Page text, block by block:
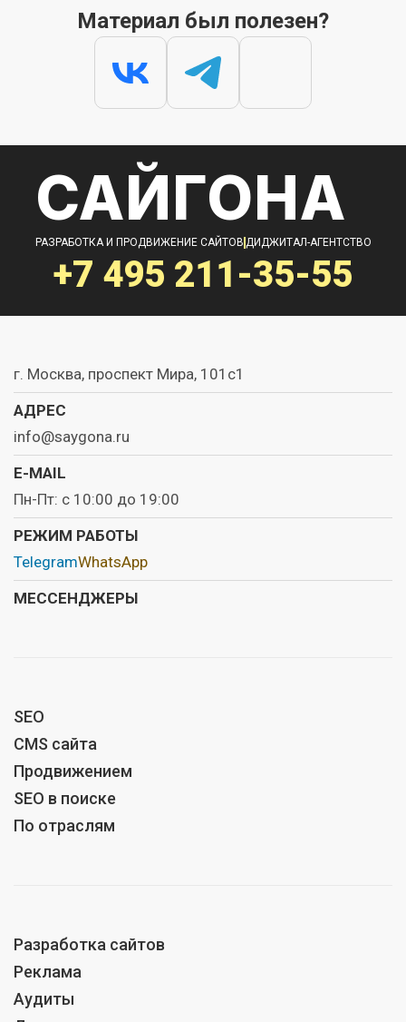
Материал был полезен?
САЙГОНА
РАЗРАБОТКА И ПРОДВИЖЕНИЕ САЙТОВ ДИДЖИТАЛ-АГЕНТСТВО
+7 495 211-35-55
г. Москва, проспект Мира, 101с1
АДРЕС
info@saygona.ru
E-MAIL
Пн-Пт: с 10:00 до 19:00
РЕЖИМ РАБОТЫ
TelegramWhatsApp
МЕССЕНДЖЕРЫ
SEO
CMS сайта
Продвижением
SEO в поиске
По отраслям
Разработка сайтов
Реклама
Аудиты